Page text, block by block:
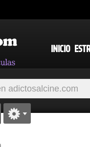
INICIO